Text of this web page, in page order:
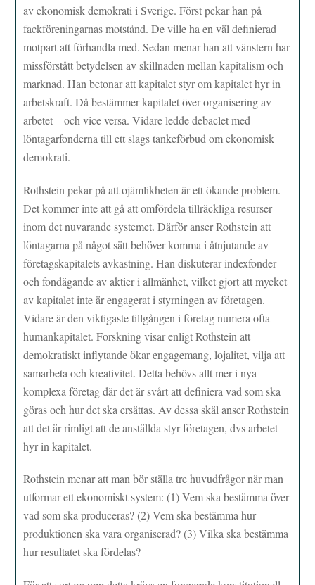
av ekonomisk demokrati i Sverige. Först pekar han på
fackföreningarnas motstånd. De ville ha en väl definierad
motpart att förhandla med. Sedan menar han att vänstern har
missförstått betydelsen av skillnaden mellan kapitalism och
marknad. Han betonar att kapitalet styr om kapitalet hyr in
arbetskraft. Då bestämmer kapitalet över organisering av
arbetet – och vice versa. Vidare ledde debaclet med
löntagarfonderna till ett slags tankeförbud om ekonomisk
demokrati.
Rothstein pekar på att ojämlikheten är ett ökande problem.
Det kommer inte att gå att omfördela tillräckliga resurser
inom det nuvarande systemet. Därför anser Rothstein att
löntagarna på något sätt behöver komma i åtnjutande av
företagskapitalets avkastning. Han diskuterar indexfonder
och fondägande av aktier i allmänhet, vilket gjort att mycket
av kapitalet inte är engagerat i styrningen av företagen.
Vidare är den viktigaste tillgången i företag numera ofta
humankapitalet. Forskning visar enligt Rothstein att
demokratiskt inflytande ökar engagemang, lojalitet, vilja att
samarbeta och kreativitet. Detta behövs allt mer i nya
komplexa företag där det är svårt att definiera vad som ska
göras och hur det ska ersättas. Av dessa skäl anser Rothstein
att det är rimligt att de anställda styr företagen, dvs arbetet
hyr in kapitalet.
Rothstein menar att man bör ställa tre huvudfrågor när man
utformar ett ekonomiskt system: (1) Vem ska bestämma över
vad som ska produceras? (2) Vem ska bestämma hur
produktionen ska vara organiserad? (3) Vilka ska bestämma
hur resultatet ska fördelas?